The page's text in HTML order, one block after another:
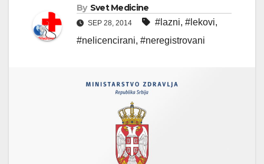
By Svet Medicine
SEP 28, 2014 #lazni, #lekovi,
#nelicencirani, #neregistrovani